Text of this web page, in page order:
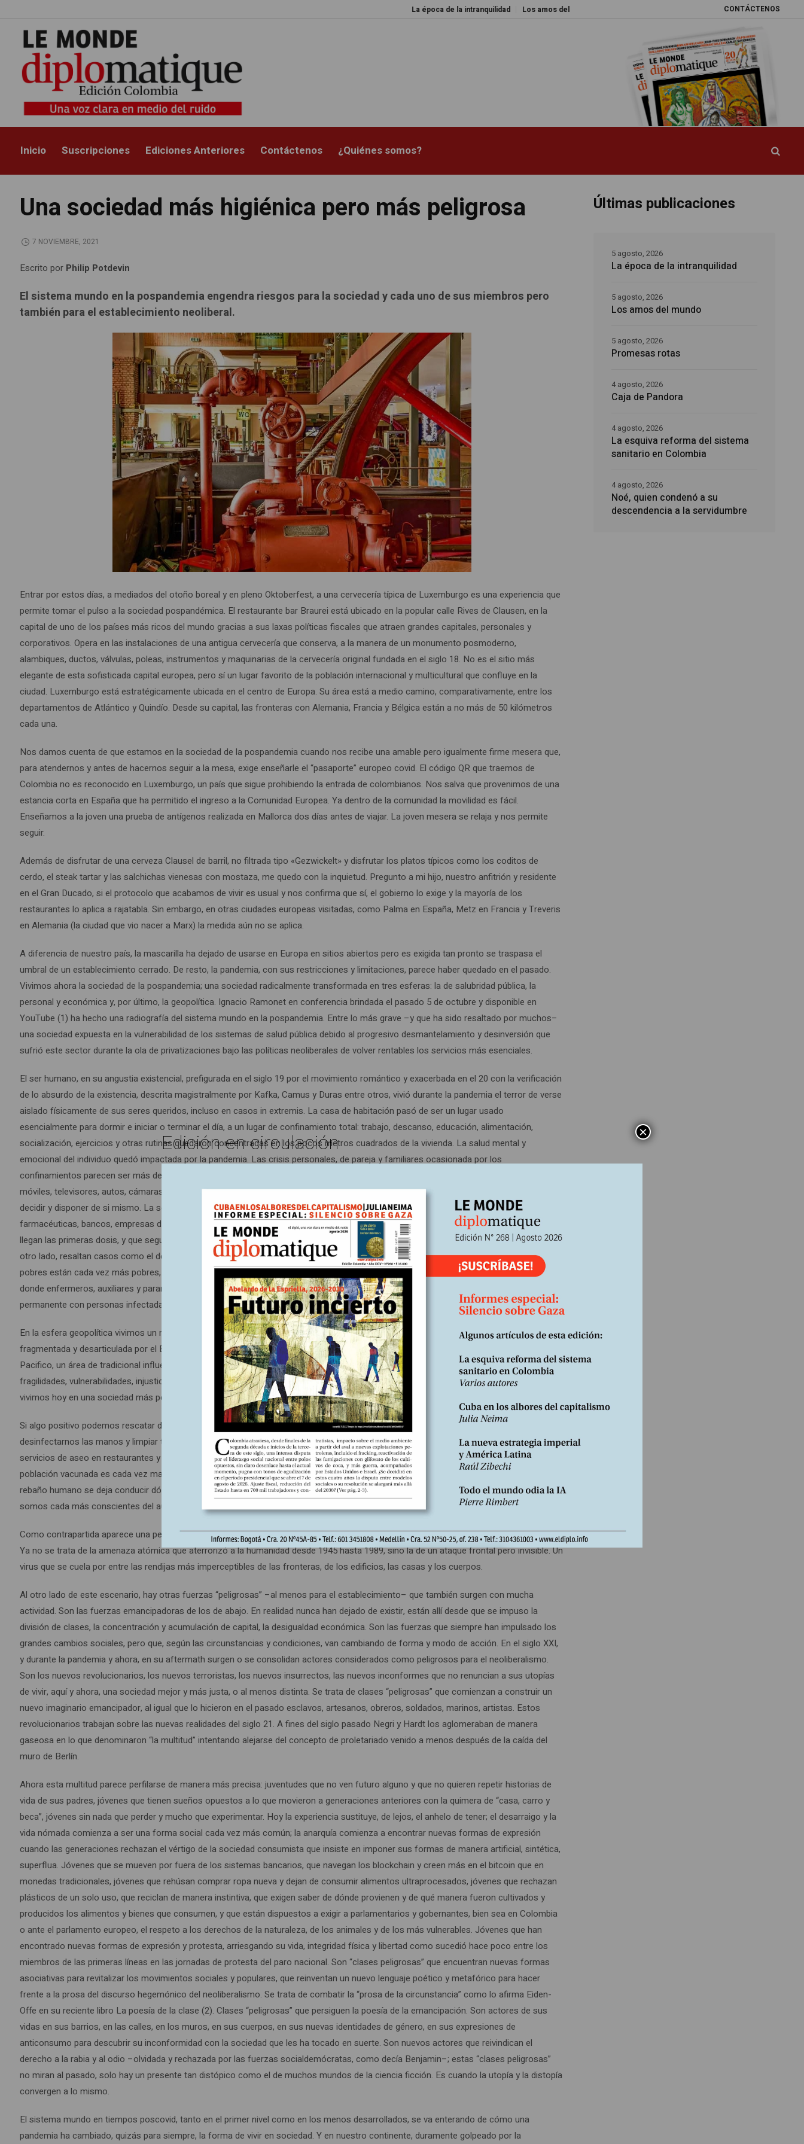
CONTÁCTENOS
La época de la intranquilidad Los amos del mundo La esquiva reforma del
Inicio Suscripciones Ediciones Anteriores Contáctenos ¿Quiénes somos?
Una sociedad más higiénica pero más peligrosa
7 NOVIEMBRE, 2021
Escrito por Philip Potdevin
El sistema mundo en la pospandemia engendra riesgos para la sociedad y cada uno de sus miembros pero
también para el establecimiento neoliberal.
Entrar por estos días, a mediados del otoño boreal y en pleno Oktoberfest, a una cervecería típica de Luxemburgo es una experiencia que
permite tomar el pulso a la sociedad pospandémica. El restaurante bar Braurei está ubicado en la popular calle Rives de Clausen, en la
capital de uno de los países más ricos del mundo gracias a sus laxas políticas fiscales que atraen grandes capitales, personales y
corporativos. Opera en las instalaciones de una antigua cervecería que conserva, a la manera de un monumento posmoderno,
alambiques, ductos, válvulas, poleas, instrumentos y maquinarias de la cervecería original fundada en el siglo 18. No es el sitio más
elegante de esta sofisticada capital europea, pero sí un lugar favorito de la población internacional y multicultural que confluye en la
ciudad. Luxemburgo está estratégicamente ubicada en el centro de Europa. Su área está a medio camino, comparativamente, entre los
departamentos de Atlántico y Quindío. Desde su capital, las fronteras con Alemania, Francia y Bélgica están a no más de 50 kilómetros
cada una.
Nos damos cuenta de que estamos en la sociedad de la pospandemia cuando nos recibe una amable pero igualmente firme mesera que,
para atendernos y antes de hacernos seguir a la mesa, exige enseñarle el “pasaporte” europeo covid. El código QR que traemos de
Colombia no es reconocido en Luxemburgo, un país que sigue prohibiendo la entrada de colombianos. Nos salva que provenimos de una
estancia corta en España que ha permitido el ingreso a la Comunidad Europea. Ya dentro de la comunidad la movilidad es fácil.
Enseñamos a la joven una prueba de antígenos realizada en Mallorca dos días antes de viajar. La joven mesera se relaja y nos permite
seguir.
Además de disfrutar de una cerveza Clausel de barril, no filtrada tipo «Gezwickelt» y disfrutar los platos típicos como los coditos de
cerdo, el steak tartar y las salchichas vienesas con mostaza, me quedo con la inquietud. Pregunto a mi hijo, nuestro anfitrión y residente
en el Gran Ducado, si el protocolo que acabamos de vivir es usual y nos confirma que sí, el gobierno lo exige y la mayoría de los
restaurantes lo aplica a rajatabla. Sin embargo, en otras ciudades europeas visitadas, como Palma en España, Metz en Francia y Treveris
en Alemania (la ciudad que vio nacer a Marx) la medida aún no se aplica.
A diferencia de nuestro país, la mascarilla ha dejado de usarse en Europa en sitios abiertos pero es exigida tan pronto se traspasa el
umbral de un establecimiento cerrado. De resto, la pandemia, con sus restricciones y limitaciones, parece haber quedado en el pasado.
Vivimos ahora la sociedad de la pospandemia; una sociedad radicalmente transformada en tres esferas: la de salubridad pública, la
personal y económica y, por último, la geopolítica. Ignacio Ramonet en conferencia brindada el pasado 5 de octubre y disponible en
YouTube (1) ha hecho una radiografía del sistema mundo en la pospandemia. Entre lo más grave –y que ha sido resaltado por muchos–
una sociedad expuesta en la vulnerabilidad de los sistemas de salud pública debido al progresivo desmantelamiento y desinversión que
sufrió este sector durante la ola de privatizaciones bajo las políticas neoliberales de volver rentables los servicios más esenciales.
El ser humano, en su angustia existencial, prefigurada en el siglo 19 por el movimiento romántico y exacerbada en el 20 con la verificación
de lo absurdo de la existencia, descrita magistralmente por Kafka, Camus y Duras entre otros, vivió durante la pandemia el terror de verse
aislado físicamente de sus seres queridos, incluso en casos in extremis. La casa de habitación pasó de ser un lugar usado
esencialmente para dormir e iniciar o terminar el día, a un lugar de confinamiento total: trabajo, descanso, educación, alimentación,
socialización, ejercicios y otras rutinas quedaron concentradas en los pocos metros cuadrados de la vivienda. La salud mental y
emocional del individuo quedó impactada por la pandemia. Las crisis personales, de pareja y familiares ocasionada por los
confinamientos parecen ser más devastadoras que el propio virus. El individuo, ya alienado por el asedio de las inteligencias artificiales de
móviles, televisores, autos, cámaras y sistemas de seguimiento y vigilancia, ahora ha visto cercada aún más su autonomía para pensar,
decidir y disponer de si mismo. La sociedad pospandémica emerge más desigual que antes; con una mayor concentración de riqueza en
farmacéuticas, bancos, empresas de logística y tecnología; y del otro lado, países más pobres y vulnerables a la pandemia donde aún no
llegan las primeras dosis, y que seguramente cerraran el año 2021, como Colombia, sin haber alcanzado la “inmunidad de rebaño”. Del
otro lado, resaltan casos como el de Cuba que a la fecha ha logrado desarrollar al menos cinco vacunas propias contra el covid. Los
pobres están cada vez más pobres, y además se ven obligados a efectuar los oficios más peligrosos como, por ejemplo, en hospitales
donde enfermeros, auxiliares y paramédicos deben encargarse de disponer de residuos tóxicos y contaminantes y estar en contacto
permanente con personas infectadas.
En la esfera geopolítica vivimos un mundo que se enfrenta a una nueva etapa de tensión política entre China y EE. UU. con una Europa
fragmentada y desarticulada por el Brexit y el Aukus. En esta última alianza Francia ha quedado por fuera del círculo de poder en el
Pacifico, un área de tradicional influencia francesa. Ramonet desglosa cómo el mundo de la pospandemia está marcado por una serie de
fragilidades, vulnerabilidades, injusticias y desigualdades aun mayores que las de épocas prepandémicas. Su conclusión es categórica:
vivimos hoy en una sociedad más peligrosa que la anterior.
Si algo positivo podemos rescatar de la pandemia es que vivimos en un mundo más aséptico. Los niveles de obsesión por lavarnos y
desinfectarnos las manos y limpiar todas las superficies que tocamos alcanza visos a veces delirantes. Queda la tranquilidad que los
servicios de aseo en restaurantes y lugares públicos, en general, hoy son más pulcros que antes de la pandemia. En el mismo sentido, la
población vacunada es cada vez mayor, con lo cual parece controlarse la dispersión de las primeras cepas del virus. Al mismo tiempo el
rebaño humano se deja conducir dócilmente para permitir nuevas dosis de vacunas. También es necesario admitir como positivo que hoy
somos cada más conscientes del autocuidado y de la responsabilidad que tenemos con los demás para evitar su contagio.
Como contrapartida aparece una peligrosa fragilidad, cierta vulnerabilidad de la especie humana ante nuevas formas de ataque masivo.
Ya no se trata de la amenaza atómica que aterrorizó a la humanidad desde 1945 hasta 1989, sino la de un ataque frontal pero invisible. Un
virus que se cuela por entre las rendijas más imperceptibles de las fronteras, de los edificios, las casas y los cuerpos.
Al otro lado de este escenario, hay otras fuerzas “peligrosas” –al menos para el establecimiento– que también surgen con mucha
actividad. Son las fuerzas emancipadoras de los de abajo. En realidad nunca han dejado de existir, están allí desde que se impuso la
división de clases, la concentración y acumulación de capital, la desigualdad económica. Son las fuerzas que siempre han impulsado los
grandes cambios sociales, pero que, según las circunstancias y condiciones, van cambiando de forma y modo de acción. En el siglo XXI,
y durante la pandemia y ahora, en su aftermath surgen o se consolidan actores considerados como peligrosos para el neoliberalismo.
Son los nuevos revolucionarios, los nuevos terroristas, los nuevos insurrectos, las nuevos inconformes que no renuncian a sus utopías
de vivir, aquí y ahora, una sociedad mejor y más justa, o al menos distinta. Se trata de clases “peligrosas” que comienzan a construir un
nuevo imaginario emancipador, al igual que lo hicieron en el pasado esclavos, artesanos, obreros, soldados, marinos, artistas. Estos
revolucionarios trabajan sobre las nuevas realidades del siglo 21. A fines del siglo pasado Negri y Hardt los aglomeraban de manera
gaseosa en lo que denominaron “la multitud” intentando alejarse del concepto de proletariado venido a menos después de la caída del
muro de Berlín.
Ahora esta multitud parece perfilarse de manera más precisa: juventudes que no ven futuro alguno y que no quieren repetir historias de
vida de sus padres, jóvenes que tienen sueños opuestos a lo que movieron a generaciones anteriores con la quimera de “casa, carro y
beca”, jóvenes sin nada que perder y mucho que experimentar. Hoy la experiencia sustituye, de lejos, el anhelo de tener; el desarraigo y la
vida nómada comienza a ser una forma social cada vez más común; la anarquía comienza a encontrar nuevas formas de expresión
cuando las generaciones rechazan el vértigo de la sociedad consumista que insiste en imponer sus formas de manera artificial, sintética,
superflua. Jóvenes que se mueven por fuera de los sistemas bancarios, que navegan los blockchain y creen más en el bitcoin que en
monedas tradicionales, jóvenes que rehúsan comprar ropa nueva y dejan de consumir alimentos ultraprocesados, jóvenes que rechazan
plásticos de un solo uso, que reciclan de manera instintiva, que exigen saber de dónde provienen y de qué manera fueron cultivados y
producidos los alimentos y bienes que consumen, y que están dispuestos a exigir a parlamentarios y gobernantes, bien sea en Colombia
o ante el parlamento europeo, el respeto a los derechos de la naturaleza, de los animales y de los más vulnerables. Jóvenes que han
encontrado nuevas formas de expresión y protesta, arriesgando su vida, integridad física y libertad como sucedió hace poco entre los
miembros de las primeras líneas en las jornadas de protesta del paro nacional. Son “clases peligrosas” que encuentran nuevas formas
asociativas para revitalizar los movimientos sociales y populares, que reinventan un nuevo lenguaje poético y metafórico para hacer
frente a la prosa del discurso hegemónico del neoliberalismo. Se trata de combatir la “prosa de la circunstancia” como lo afirma Eiden-
Offe en su reciente libro La poesía de la clase (2). Clases “peligrosas” que persiguen la poesía de la emancipación. Son actores de sus
vidas en sus barrios, en las calles, en los muros, en sus cuerpos, en sus nuevas identidades de género, en sus expresiones de
anticonsumo para descubrir su inconformidad con la sociedad que les ha tocado en suerte. Son nuevos actores que reivindican el
derecho a la rabia y al odio –olvidada y rechazada por las fuerzas socialdemócratas, como decía Benjamin–; estas “clases peligrosas”
no miran al pasado, solo hay un presente tan distópico como el de muchos mundos de la ciencia ficción. Es cuando la utopía y la distopía
convergen a lo mismo.
El sistema mundo en tiempos poscovid, tanto en el primer nivel como en los menos desarrollados, se va enterando de cómo una
pandemia ha cambiado, quizás para siempre, la forma de vivir en sociedad. Y en nuestro continente, duramente golpeado por la
Últimas publicaciones
La época de la intranquilidad
5 agosto, 2026
Los amos del mundo
5 agosto, 2026
Promesas rotas
5 agosto, 2026
Caja de Pandora
4 agosto, 2026
La esquiva reforma del sistema
sanitario en Colombia
4 agosto, 2026
Noé, quien condenó a su
descendencia a la servidumbre
4 agosto, 2026
Edición en circulación ×